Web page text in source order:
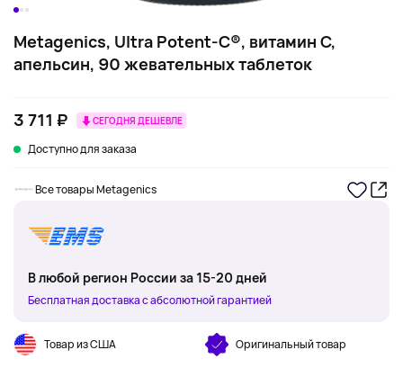
Metagenics, Ultra Potent-C®, витамин C,
апельсин, 90 жевательных таблеток
3 711 ₽ СЕГОДНЯ ДЕШЕВЛЕ
Доступно для заказа
Все товары Metagenics
В любой регион России за 15-20 дней
Бесплатная доставка с абсолютной гарантией
Товар из США Оригинальный товар